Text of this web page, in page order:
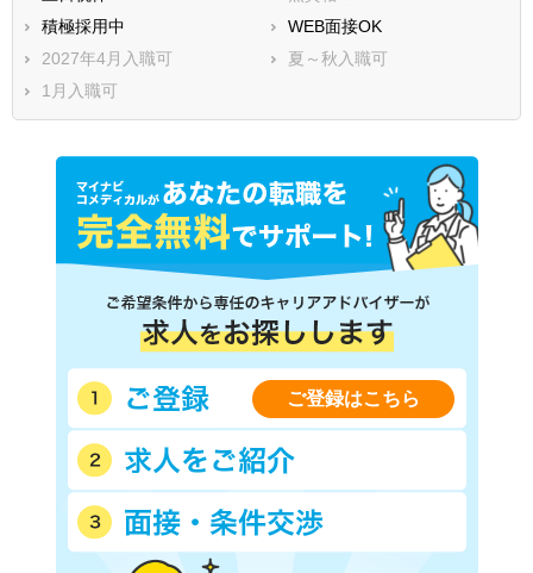
積極採用中
WEB面接OK
2027年4月入職可
夏～秋入職可
1月入職可
ご登録はこちら